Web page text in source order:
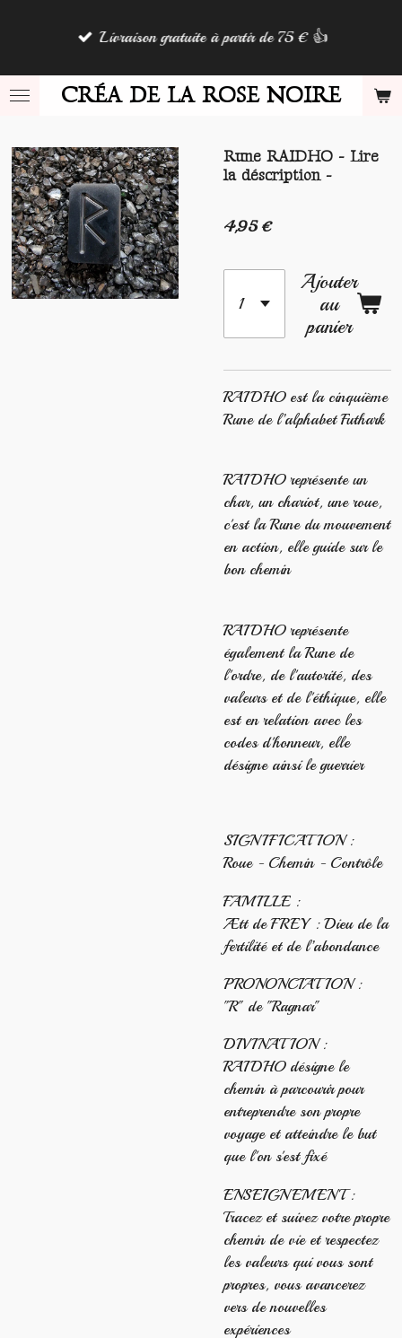
principalCRÉA DE LA ROSE NOIRE
Livraison gratuite à partir de 75 € 👍
Rune RAIDHO - Lire
la déscription -
4,95 €
Ajouter
au
panier
RAIDHO est la cinquième
Rune de l’alphabet Futhark
RAIDHO représente un
char, un chariot, une roue,
c'est la Rune du mouvement
en action, elle guide sur le
bon chemin
RAIDHO représente
également la Rune de
l'ordre, de l'autorité, des
valeurs et de l'éthique, elle
est en relation avec les
codes d'honneur, elle
désigne ainsi le guerrier
SIGNIFICATION :
Roue - Chemin - Contrôle
FAMILLE :
Ætt de FREY : Dieu de la
fertilité et de l’abondance
PRONONCIATION :
"R" de "Ragnar"
DIVINATION :
RAIDHO désigne le
chemin à parcourir pour
entreprendre son propre
voyage et atteindre le but
que l'on s'est fixé
ENSEIGNEMENT :
Tracez et suivez votre propre
chemin de vie et respectez
les valeurs qui vous sont
propres, vous avancerez
vers de nouvelles
expériences